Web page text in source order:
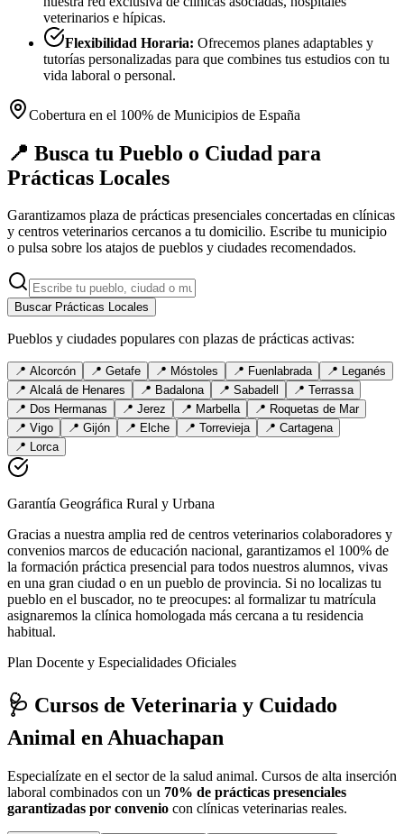
veterinarios e hípicas.
Flexibilidad Horaria: Ofrecemos planes adaptables y
tutorías personalizadas para que combines tus estudios con tu
vida laboral o personal.
Cobertura en el 100% de Municipios de España
📍 Busca tu Pueblo o Ciudad para
Prácticas Locales
Garantizamos plaza de prácticas presenciales concertadas en clínicas
y centros veterinarios cercanos a tu domicilio. Escribe tu municipio
o pulsa sobre los atajos de pueblos y ciudades recomendados.
Buscar Prácticas Locales
Pueblos y ciudades populares con plazas de prácticas activas:
📍 Alcorcón 📍 Getafe 📍 Móstoles 📍 Fuenlabrada 📍 Leganés
📍 Alcalá de Henares 📍 Badalona 📍 Sabadell 📍 Terrassa
📍 Dos Hermanas 📍 Jerez 📍 Marbella 📍 Roquetas de Mar
📍 Vigo 📍 Gijón 📍 Elche 📍 Torrevieja 📍 Cartagena
📍 Lorca
Garantía Geográfica Rural y Urbana
Gracias a nuestra amplia red de centros veterinarios colaboradores y
convenios marcos de educación nacional, garantizamos el 100% de
la formación práctica presencial para todos nuestros alumnos, vivas
en una gran ciudad o en un pueblo de provincia. Si no localizas tu
pueblo en el buscador, no te preocupes: al formalizar tu matrícula
asignaremos la clínica homologada más cercana a tu residencia
habitual.
Plan Docente y Especialidades Oficiales
🩺 Cursos de Veterinaria y Cuidado
Animal en Ahuachapan
Especialízate en el sector de la salud animal. Cursos de alta inserción
laboral combinados con un 70% de prácticas presenciales
garantizadas por convenio con clínicas veterinarias reales.